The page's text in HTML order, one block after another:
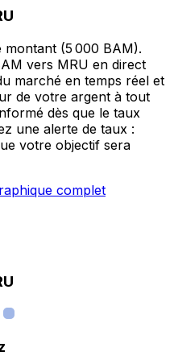
(5 000 BAM).
vers MRU en direct
marché en temps réel et
de votre argent à tout
dès que le taux
une alerte de taux :
votre objectif sera
complet